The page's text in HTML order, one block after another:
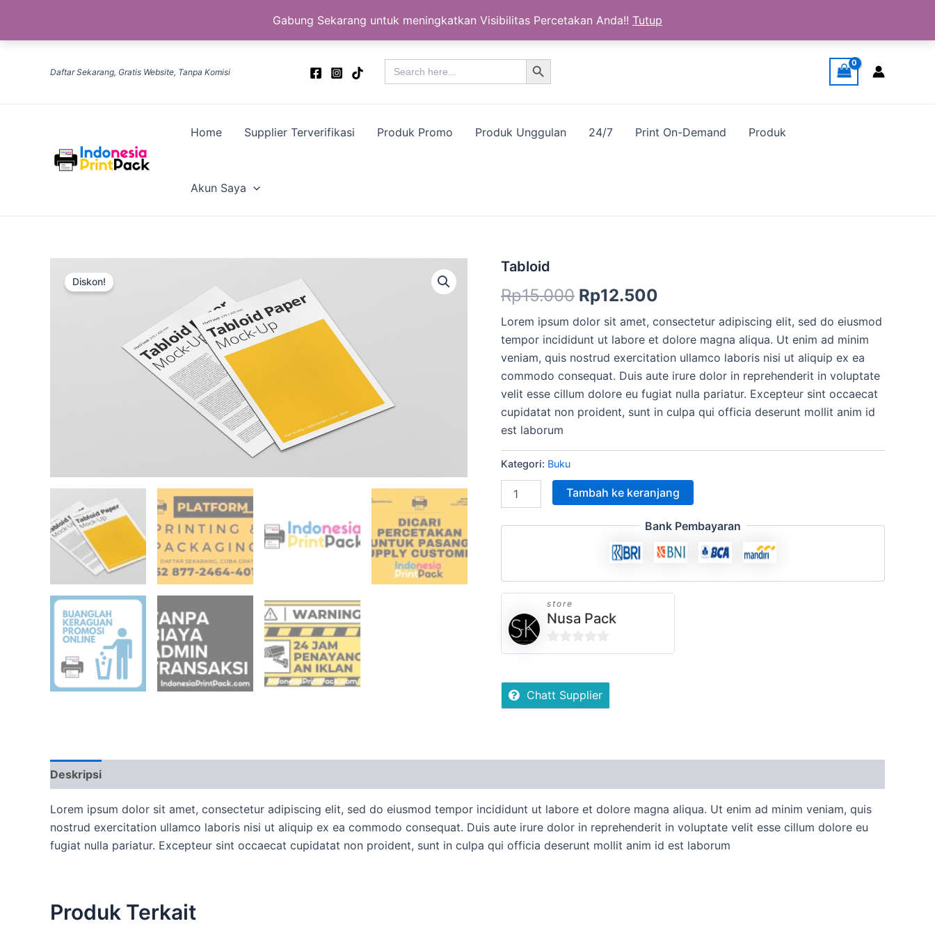
Gabung Sekarang untuk meningkatkan Visibilitas Percetakan Anda!! Tutup
Daftar Sekarang, Gratis Website, Tanpa Komisi
Search
for:
Search Button
Home Supplier Terverifikasi Produk Promo Produk Unggulan 24/7 Print On-Demand Produk
Akun Saya
Diskon!
Tabloid
Rp15.000 aslinya
adalah:
Rp15.000.
Rp12.500
ini
adalah:
Rp12.500.
Lorem ipsum dolor sit amet, consectetur adipiscing elit, sed do eiusmod
tempor incididunt ut labore et dolore magna aliqua. Ut enim ad minim
veniam, quis nostrud exercitation ullamco laboris nisi ut aliquip ex ea
commodo consequat. Duis aute irure dolor in reprehenderit in voluptate
velit esse cillum dolore eu fugiat nulla pariatur. Excepteur sint occaecat
cupidatat non proident, sunt in culpa qui officia deserunt mollit anim id
est laborum
Kategori: Buku
Kuantitas
Tambah ke keranjang
Bank Pembayaran
store
Nusa Pack
0
Chatt Supplier
Deskripsi
Lorem ipsum dolor sit amet, consectetur adipiscing elit, sed do eiusmod tempor incididunt ut labore et dolore magna aliqua. Ut enim ad minim veniam, quis
nostrud exercitation ullamco laboris nisi ut aliquip ex ea commodo consequat. Duis aute irure dolor in reprehenderit in voluptate velit esse cillum dolore eu
fugiat nulla pariatur. Excepteur sint occaecat cupidatat non proident, sunt in culpa qui officia deserunt mollit anim id est laborum
Produk Terkait